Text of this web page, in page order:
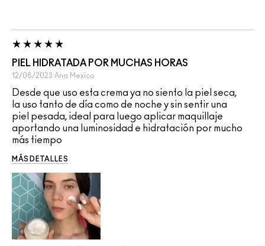
PIEL HIDRATADA POR MUCHAS HORAS
12/08/2023 Ana Mexico
Desde que uso esta crema ya no siento la piel seca,
la uso tanto de día como de noche y sin sentir una
piel pesada, ideal para luego aplicar maquillaje
aportando una luminosidad e hidratación por mucho
más tiempo
MÁS DETALLES